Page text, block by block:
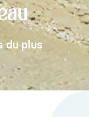
du plus